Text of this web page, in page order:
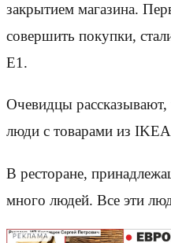
закрытием магазина.
совершить покупки,
Е1.
Очевидцы
люди с товарами из
В ресторане,
много людей. Все эти
РЕКЛАМА